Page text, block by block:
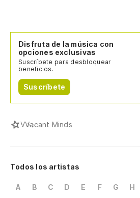
Disfruta de la música con
opciones exclusivas
Suscríbete para desbloquear
beneficios.
Suscríbete
VVacant Minds
Todos los artistas
A B C D E F G H